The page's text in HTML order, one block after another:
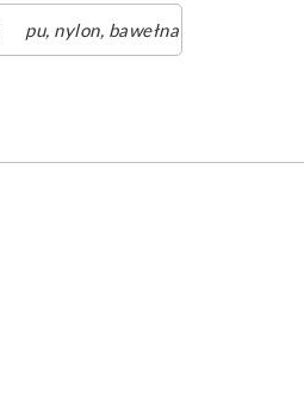
pu, nylon, bawełna